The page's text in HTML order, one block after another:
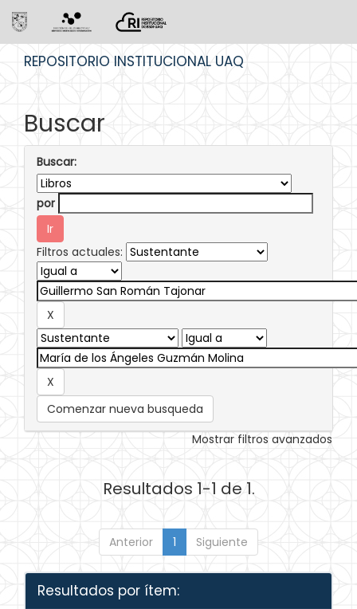
REPOSITORIO INSTITUCIONAL UAQ
Buscar
Buscar:
por
Filtros actuales:
Comenzar nueva busqueda
Mostrar filtros avanzados
Resultados 1-1 de 1.
Anterior 1 Siguiente
Resultados por ítem: